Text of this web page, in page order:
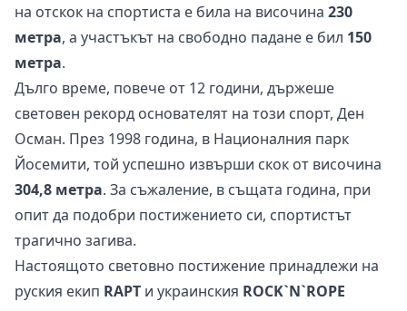
на отскок на спортиста е била на височина 230
метра, а участъкът на свободно падане е бил 150
метра.
Дълго време, повече от 12 години, държеше
световен рекорд основателят на този спорт, Дeн
Осман. През 1998 година, в Националния парк
Йосемити, той успешно извърши скок от височина
304,8 метра. За съжаление, в същата година, при
опит да подобри постижението си, спортистът
трагично загива.
Настоящото световно постижение принадлежи на
руския екип RAPT и украинския ROCK`N`ROPE